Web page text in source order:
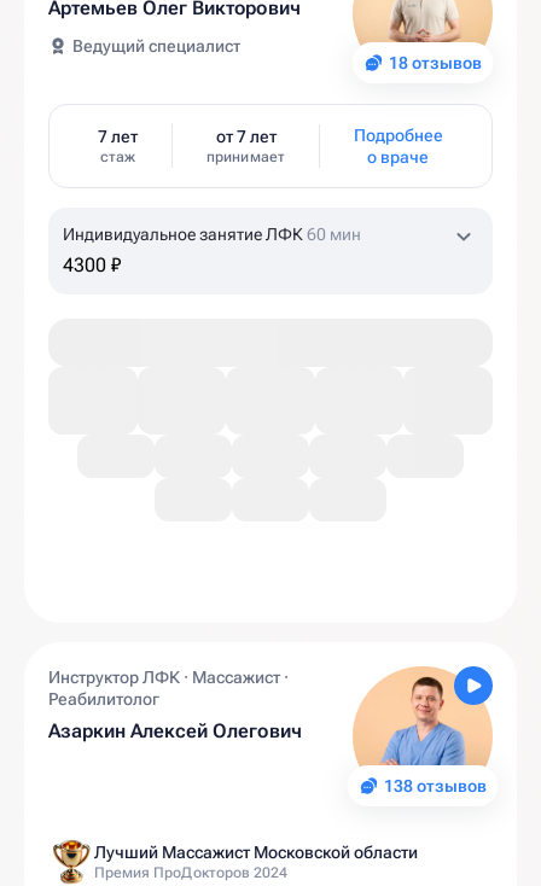
18 отзывов
Артемьев Олег Викторович
Ведущий специалист
7 лет
стаж
от 7 лет
принимает
Подробнее
о враче
Индивидуальное занятие ЛФК60 мин
4300 ₽
138 отзывов
Инструктор ЛФК · Массажист ·
Реабилитолог
Азаркин Алексей Олегович
Лучший Массажист Московской области
Премия ПроДокторов 2024